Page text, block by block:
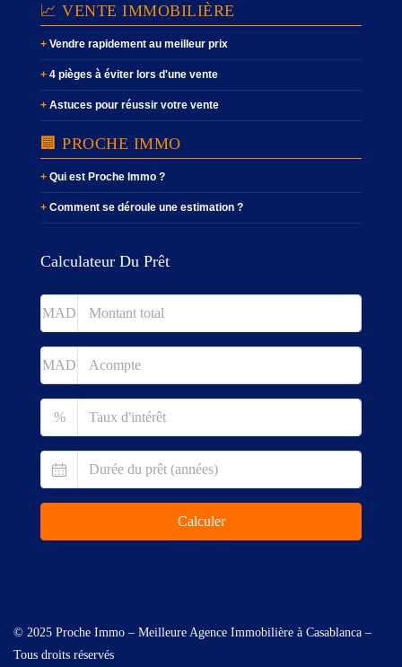
📈 VENTE IMMOBILIÈRE
Vendre rapidement au meilleur prix
4 pièges à éviter lors d'une vente
Astuces pour réussir votre vente
🏢 PROCHE IMMO
Qui est Proche Immo ?
Comment se déroule une estimation ?
Calculateur Du Prêt
MAD
MAD
%
Calculer
© 2025 Proche Immo – Meilleure Agence Immobilière à Casablanca –
Tous droits réservés